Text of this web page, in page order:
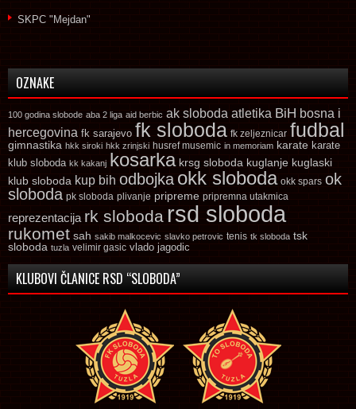
SKPC "Mejdan"
OZNAKE
100 godina slobode aba 2 liga aid berbic ak sloboda atletika BiH bosna i
hercegovina fk sarajevo fk sloboda fk zeljeznicar fudbal
gimnastika hkk siroki hkk zrinjski husref musemic in memoriam karate karate
klub sloboda kk kakanj kosarka krsg sloboda kuglanje kuglaski
klub sloboda kup bih odbojka okk sloboda okk spars ok
sloboda pk sloboda plivanje pripreme pripremna utakmica
reprezentacija rk sloboda rsd sloboda
rukomet sah sakib malkocevic slavko petrovic tenis tk sloboda tsk
sloboda tuzla velimir gasic vlado jagodic
KLUBOVI ČLANICE RSD “SLOBODA”